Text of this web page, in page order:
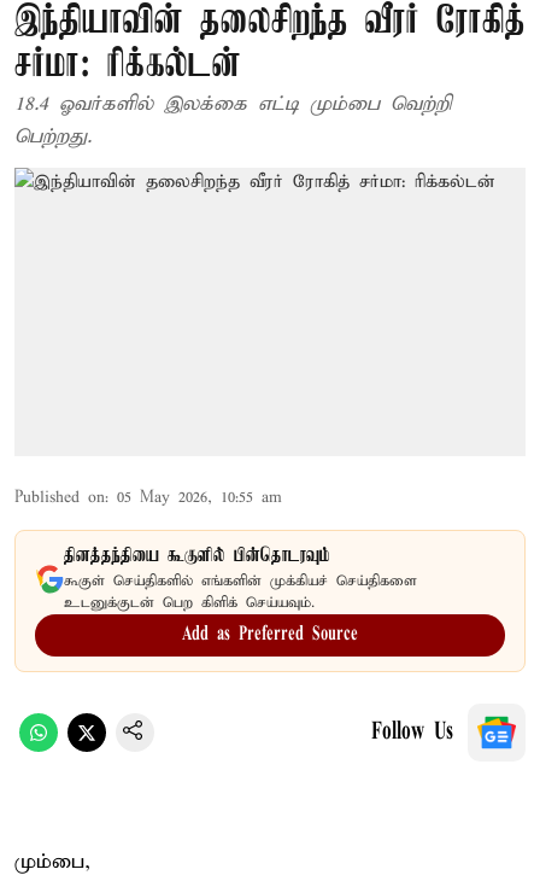
இந்தியாவின் தலைசிறந்த வீரர் ரோகித்
சர்மா: ரிக்கல்டன்
18.4 ஓவர்களில் இலக்கை எட்டி மும்பை வெற்றி
பெற்றது.
Published on: 05 May 2026, 10:55 am
தினத்தந்தியை கூகுளில் பின்தொடரவும்
கூகுள் செய்திகளில் எங்களின் முக்கியச் செய்திகளை
உடனுக்குடன் பெற கிளிக் செய்யவும்.
Add as Preferred Source
Follow Us
மும்பை,